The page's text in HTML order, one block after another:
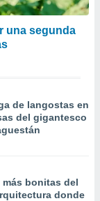
una segunda
de langostas en
del gigantesco
bonitas del
donde